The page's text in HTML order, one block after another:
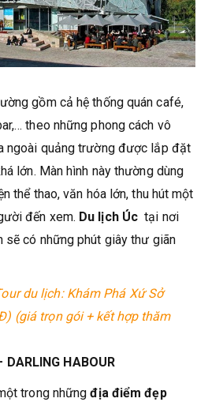
gồm cả hệ thống quán café,
theo những phong cách vô
ngoài quảng trường được lắp đặt
lớn. Màn hình này thường dùng
thể thao, văn hóa lớn, thu hút một
đến xem. Du lịch Úc tại nơi
sẽ có những phút giây thư giãn
du lịch: Khám Phá Xứ Sở
(giá trọn gói + kết hợp thăm
DARLING HABOUR
trong nhữngđịa điểm đẹp